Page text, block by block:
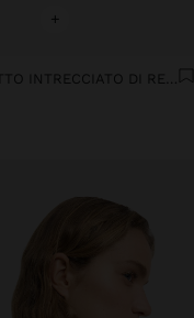
+
BRACCIALETTO INTRECCIATO DI RESINA CON DETTAGLI MULTICOLORE